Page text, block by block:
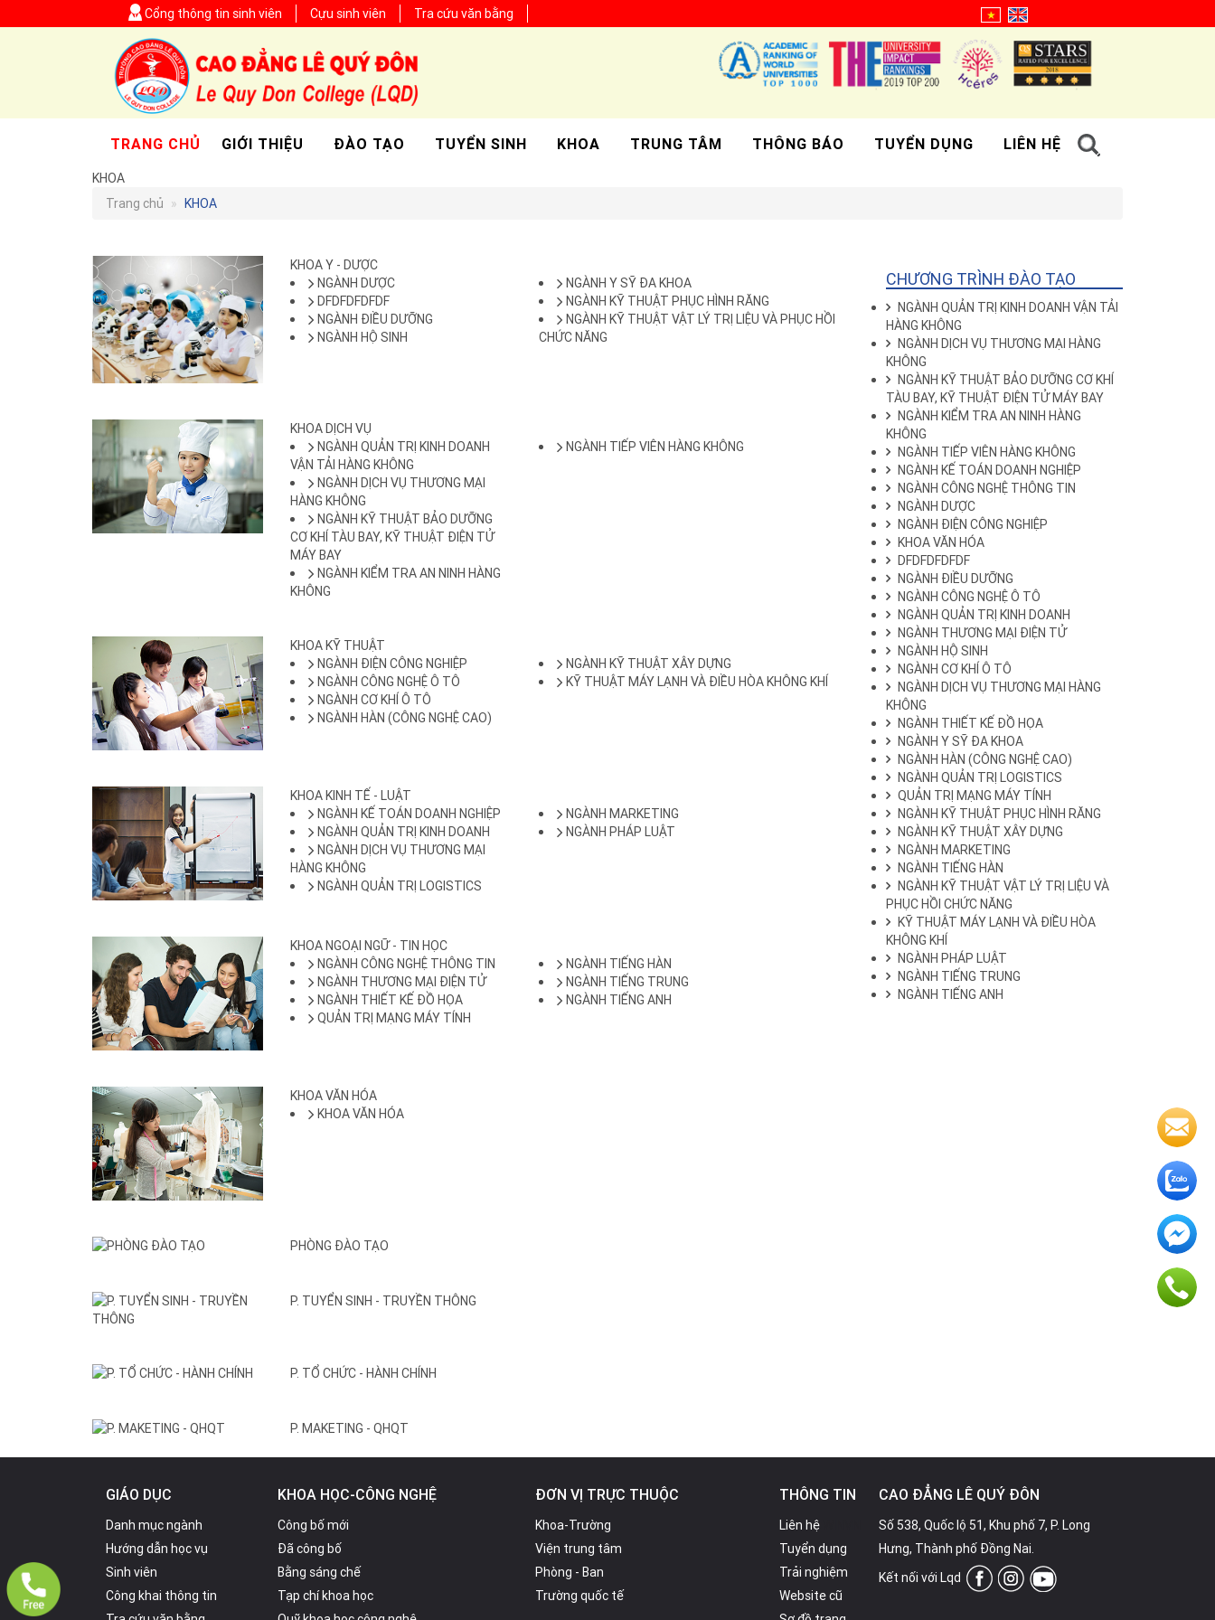
Cổng thông tin sinh viên Cựu sinh viên Tra cứu văn bằng
TRANG CHỦ GIỚI THIỆU ĐÀO TẠO TUYỂN SINH KHOA TRUNG TÂM THÔNG BÁO TUYỂN DỤNG LIÊN HỆ
KHOA
Trang chủ » KHOA
KHOA Y - DƯỢC
NGÀNH DƯỢC
DFDFDFDFDF
NGÀNH ĐIỀU DƯỠNG
NGÀNH HỘ SINH
NGÀNH Y SỸ ĐA KHOA
NGÀNH KỸ THUẬT PHỤC HÌNH RĂNG
NGÀNH KỸ THUẬT VẬT LÝ TRỊ LIỆU VÀ PHỤC HỒI
CHỨC NĂNG
KHOA DỊCH VỤ
NGÀNH QUẢN TRỊ KINH DOANH
VẬN TẢI HÀNG KHÔNG
NGÀNH DỊCH VỤ THƯƠNG MẠI
HÀNG KHÔNG
NGÀNH KỸ THUẬT BẢO DƯỠNG
CƠ KHÍ TÀU BAY, KỸ THUẬT ĐIỆN TỬ
MÁY BAY
NGÀNH KIỂM TRA AN NINH HÀNG
KHÔNG
NGÀNH TIẾP VIÊN HÀNG KHÔNG
KHOA KỸ THUẬT
NGÀNH ĐIỆN CÔNG NGHIỆP
NGÀNH CÔNG NGHỆ Ô TÔ
NGÀNH CƠ KHÍ Ô TÔ
NGÀNH HÀN (CÔNG NGHỆ CAO)
NGÀNH KỸ THUẬT XÂY DỰNG
KỸ THUẬT MÁY LẠNH VÀ ĐIỀU HÒA KHÔNG KHÍ
KHOA KINH TẾ - LUẬT
NGÀNH KẾ TOÁN DOANH NGHIỆP
NGÀNH QUẢN TRỊ KINH DOANH
NGÀNH DỊCH VỤ THƯƠNG MẠI
HÀNG KHÔNG
NGÀNH QUẢN TRỊ LOGISTICS
NGÀNH MARKETING
NGÀNH PHÁP LUẬT
KHOA NGOẠI NGỮ - TIN HỌC
NGÀNH CÔNG NGHỆ THÔNG TIN
NGÀNH THƯƠNG MẠI ĐIỆN TỬ
NGÀNH THIẾT KẾ ĐỒ HỌA
QUẢN TRỊ MẠNG MÁY TÍNH
NGÀNH TIẾNG HÀN
NGÀNH TIẾNG TRUNG
NGÀNH TIẾNG ANH
KHOA VĂN HÓA
KHOA VĂN HÓA
PHÒNG ĐÀO TẠO
P. TUYỂN SINH - TRUYỀN THÔNG
P. TỔ CHỨC - HÀNH CHÍNH
P. MAKETING - QHQT
CHƯƠNG TRÌNH ĐÀO TẠO
NGÀNH QUẢN TRỊ KINH DOANH VẬN TẢI
HÀNG KHÔNG
NGÀNH DỊCH VỤ THƯƠNG MẠI HÀNG
KHÔNG
NGÀNH KỸ THUẬT BẢO DƯỠNG CƠ KHÍ
TÀU BAY, KỸ THUẬT ĐIỆN TỬ MÁY BAY
NGÀNH KIỂM TRA AN NINH HÀNG
KHÔNG
NGÀNH TIẾP VIÊN HÀNG KHÔNG
NGÀNH KẾ TOÁN DOANH NGHIỆP
NGÀNH CÔNG NGHỆ THÔNG TIN
NGÀNH DƯỢC
NGÀNH ĐIỆN CÔNG NGHIỆP
KHOA VĂN HÓA
DFDFDFDFDF
NGÀNH ĐIỀU DƯỠNG
NGÀNH CÔNG NGHỆ Ô TÔ
NGÀNH QUẢN TRỊ KINH DOANH
NGÀNH THƯƠNG MẠI ĐIỆN TỬ
NGÀNH HỘ SINH
NGÀNH CƠ KHÍ Ô TÔ
NGÀNH DỊCH VỤ THƯƠNG MẠI HÀNG
KHÔNG
NGÀNH THIẾT KẾ ĐỒ HỌA
NGÀNH Y SỸ ĐA KHOA
NGÀNH HÀN (CÔNG NGHỆ CAO)
NGÀNH QUẢN TRỊ LOGISTICS
QUẢN TRỊ MẠNG MÁY TÍNH
NGÀNH KỸ THUẬT PHỤC HÌNH RĂNG
NGÀNH KỸ THUẬT XÂY DỰNG
NGÀNH MARKETING
NGÀNH TIẾNG HÀN
NGÀNH KỸ THUẬT VẬT LÝ TRỊ LIỆU VÀ
PHỤC HỒI CHỨC NĂNG
KỸ THUẬT MÁY LẠNH VÀ ĐIỀU HÒA
KHÔNG KHÍ
NGÀNH PHÁP LUẬT
NGÀNH TIẾNG TRUNG
NGÀNH TIẾNG ANH
GIÁO DỤC
Danh mục ngành
Hướng dẫn học vụ
Sinh viên
Công khai thông tin
KHOA HỌC-CÔNG NGHỆ
Công bố mới
Đã công bố
Bằng sáng chế
Tạp chí khoa học
ĐƠN VỊ TRỰC THUỘC
Khoa-Trường
Viện trung tâm
Phòng - Ban
Trường quốc tế
THÔNG TIN
Liên hệ
Tuyển dụng
Trải nghiệm
Website cũ
CAO ĐẲNG LÊ QUÝ ĐÔN
Số 538, Quốc lộ 51, Khu phố 7, P. Long
Hưng, Thành phố Đồng Nai.
Kết nối với Lqd